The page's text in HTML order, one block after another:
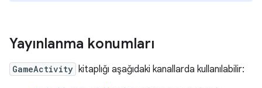
Yayınlanma konumları
GameActivity kitaplığı aşağıdaki kanallarda kullanılabilir: